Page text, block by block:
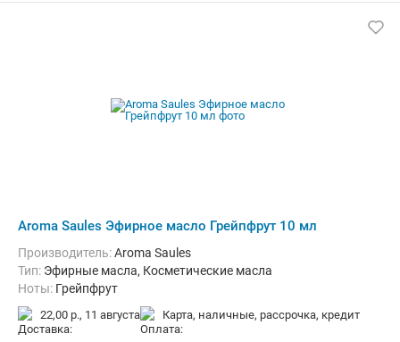
Aroma Saules Эфирное масло Грейпфрут 10 мл
Производитель:Aroma Saules
Тип: Эфирные масла, Косметические масла
Ноты: Грейпфрут
22,00 р., 11 августа карта, наличные, рассрочка, кредит